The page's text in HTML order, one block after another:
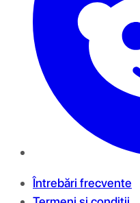
Întrebări frecvente